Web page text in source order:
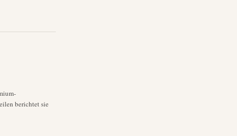
berichtet sie